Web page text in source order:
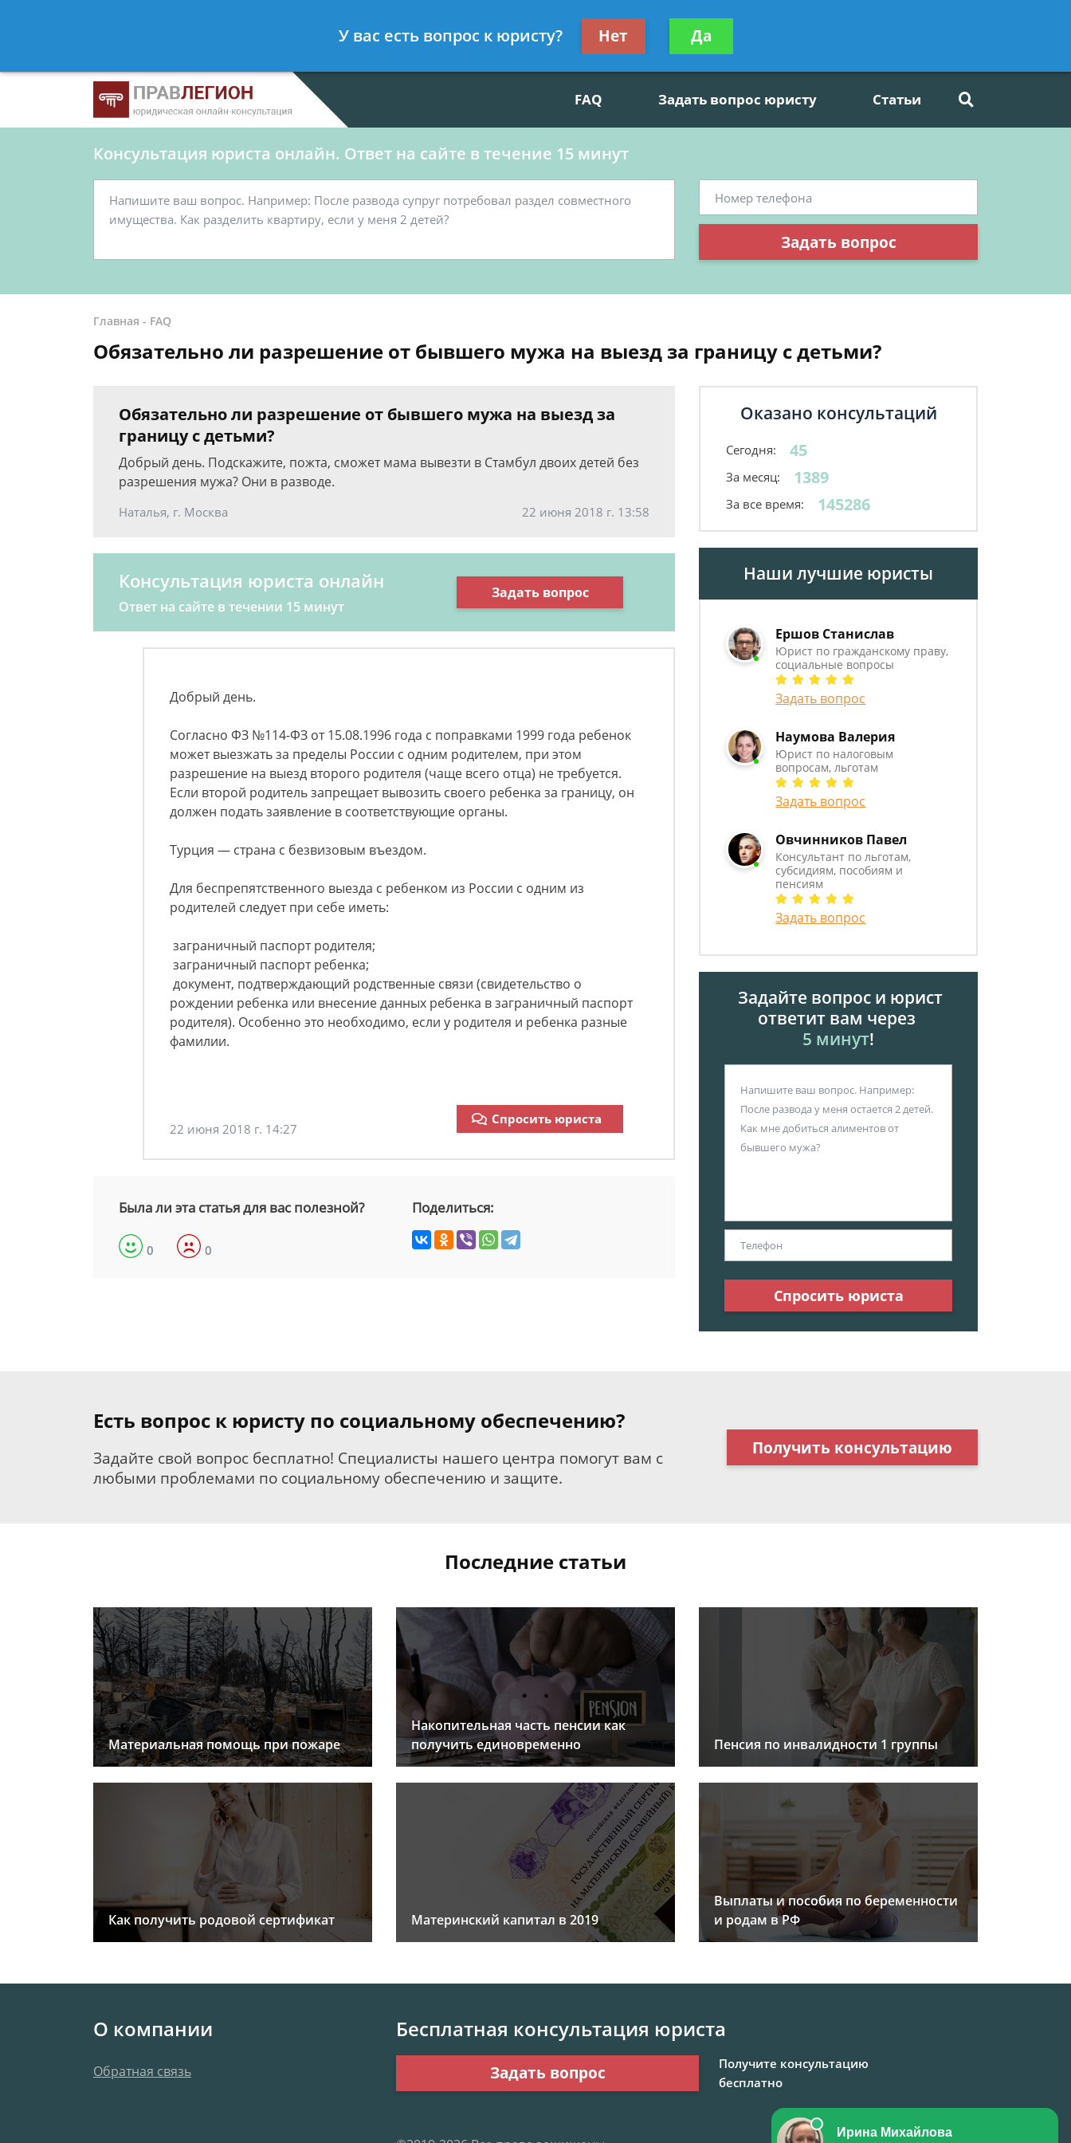
- Юрист по гражданскому праву, социальные вопросы
Получите консультацию
бесплатно
FAQ Задать вопрос юристу Статьи
Консультация юриста онлайн. Ответ на сайте в течение 15 минут
Задать вопрос
Главная - FAQ
Обязательно ли разрешение от бывшего мужа на выезд за границу с детьми?
Обязательно ли разрешение от бывшего мужа на выезд за
границу с детьми?
Добрый день. Подскажите, пожта, сможет мама вывезти в Стамбул двоих детей без
разрешения мужа? Они в разводе.
Наталья, г. Москва 22 июня 2018 г. 13:58
Консультация юриста онлайн
Ответ на сайте в течении 15 минут
Задать вопрос
Добрый день.
Согласно ФЗ №114-ФЗ от 15.08.1996 года с поправками 1999 года ребенок
может выезжать за пределы России с одним родителем, при этом
разрешение на выезд второго родителя (чаще всего отца) не требуется.
Если второй родитель запрещает вывозить своего ребенка за границу, он
должен подать заявление в соответствующие органы.
Турция — страна с безвизовым въездом.
Для беспрепятственного выезда с ребенком из России с одним из
родителей следует при себе иметь:
заграничный паспорт родителя;
заграничный паспорт ребенка;
документ, подтверждающий родственные связи (свидетельство о
рождении ребенка или внесение данных ребенка в заграничный паспорт
родителя). Особенно это необходимо, если у родителя и ребенка разные
фамилии.
22 июня 2018 г. 14:27
Спросить юриста
Была ли эта статья для вас полезной?
0 0
Поделиться:
Оказано консультаций
Сегодня: 45
За месяц: 1389
За все время: 145286
Наши лучшие юристы
Ершов Станислав
Юрист по гражданскому праву,
социальные вопросы
Задать вопрос
Наумова Валерия
Юрист по налоговым
вопросам, льготам
Задать вопрос
Овчинников Павел
Консультант по льготам,
субсидиям, пособиям и
пенсиям
Задать вопрос
Задайте вопрос и юрист
ответит вам через
5 минут!
Спросить юриста
Есть вопрос к юристу по социальному обеспечению?
Задайте свой вопрос бесплатно! Специалисты нашего центра помогут вам с
любыми проблемами по социальному обеспечению и защите.
Получить консультацию
Последние статьи
Материальная помощь при пожаре
Накопительная часть пенсии как
получить единовременно
Пенсия по инвалидности 1 группы
Как получить родовой сертификат Материнский капитал в 2019
Выплаты и пособия по беременности
и родам в РФ
О компании
Обратная связь
Бесплатная консультация юриста
Задать вопрос
Получите консультацию
бесплатно
У вас есть вопрос к юристу? Нет Да